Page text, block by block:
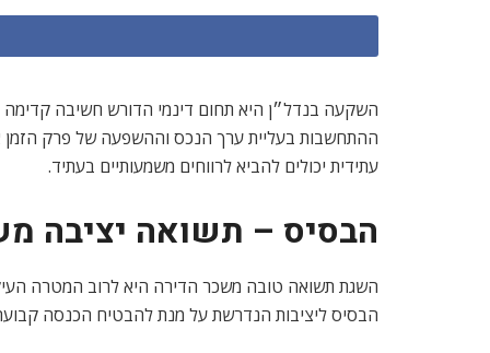
השקעה בנדל״ן היא תחום דינמי הדורש חשיבה
ההתחשבות בעליית ערך הנכס וההשפעה של פרק הזמן
עתידית יכולים להביא לרווחים משמעותיים בעתיד.
הבסיס – תשואה יציבה
השגת תשואה טובה משכר הדירה היא לרוב המטרה
הבסיס ליציבות הנדרשת על מנת להבטיח הכנסה